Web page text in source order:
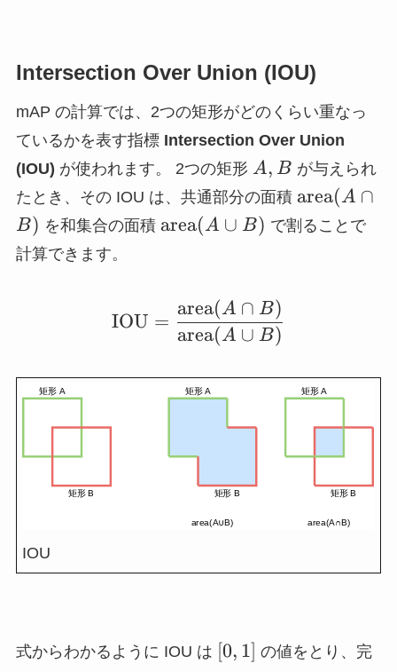
Intersection Over Union (IOU)
mAP の計算では、2つの矩形がどのくらい重なっ
ているかを表す指標 Intersection Over Union
(IOU) が使われます。 2つの矩形 A,
B
A, B が与えられ
たとき、その IOU は、共通部分の面積 \text{area}
(A \cap B)
area(A ∩
B) を和集合の面積 \text{area}
area(A ∪ B) で割ることで
計算できます。
\mathrm{IOU} =
IOU =
area(A ∪ B)
area(A ∩ B)
IOU
式からわかるように IOU は [0,
[0, 1] の値をとり、完